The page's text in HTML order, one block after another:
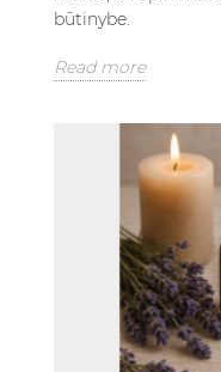
būtinybe.
Read more